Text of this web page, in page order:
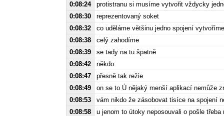
0:08:24
protistranu si musíme vytvořit vždycky
0:08:30
reprezentovaný soket
0:08:32
co uděláme většinu jedno spojení
0:08:38
celý zahodíme
0:08:39
se tady na tu špatně
0:08:42
někdo
0:08:47
přesně tak režie
0:08:49
on se to Ú nějaký menší aplikací nemůže
0:08:53
vám nikdo že zásobovat tisíce na spojení
0:08:58
u jenom to útoky neposouvali o pošle